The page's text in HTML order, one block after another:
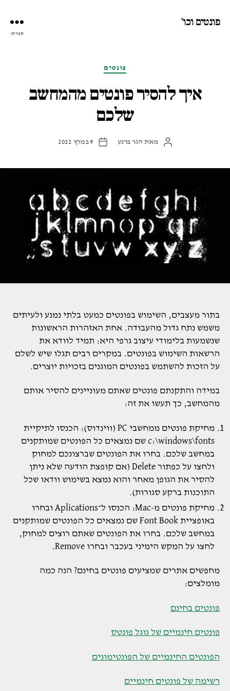
פונטים וכו'
תפריט
קטגוריותפונטים
איך להסיר פונטים מהמחשב
שלכם
המחבר
מאת הגר ברנע
תאריך
9 במרץ 2022
בתור מעצבים, השימוש בפונטים כמעט בלתי נמנע ולעיתים
משמש נתח גדול מהעבודה. אחת האזהרות הראשונות
שנשמעות בלימודי עיצוב גרפי היא: תמיד לוודא את
הרשאות השימוש בפונטים. במקרים רבים תגלו שיש לשלם
על הזכות להשתמש בפונטים המוגנים בזכויות יוצרים.
במידה והתקנתם פונטים שאתם מעוניינים להסיר אותם
מהמחשב, כך תעשו את זה:
מחיקת פונטים ממחשבי PC (ווינדוס): הכנסו לתיקיית
c:\windows\fonts שם נמצאים כל הפונטים שמותקנים
במחשב שלכם. בחרו את הפונטים שברצונכם למחוק
ולחצו על כפתור Delete (אם קופצת הודעה שלא ניתן
להסיר את הגופן מאחר והוא נמצא בשימוש וודאו שכל
התוכנות ברקע סגורות).
מחיקת פונטים מ-Mac: הכנסו ל־Aplications ובחרו
באופציית Font Book שם נמצאים כל הפונטים שמותקנים
במחשב שלכם. בחרו את הפונטים שאתם רוצים למחוק,
לחצו על המקש הימיני בעכבר ובחרו Remove.
מחפשים אתרים שמציעים פונטים בחינם? הנה כמה
מומלצים:
פונטים בחינם
פונטים חינמיים של גוגל פונטס
הפונטים החינמיים של הפונטימונים
רשימה של פונטים חינמיים